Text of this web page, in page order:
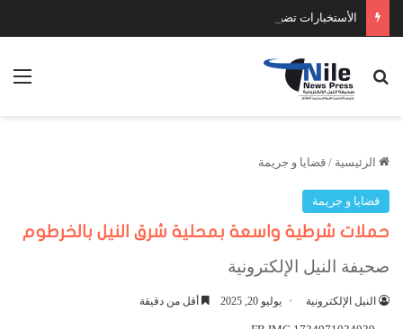
الأستخبارات تضبط عدد كبير من السلاح والمخدرات
بحث عن
الرئيسية / قضايا و جريمة
قضايا و جريمة
حملات شرطية واسعة بمحلية شرق النيل بالخرطوم
صحيفة النيل الإلكترونية
النيل الإلكترونية يوليو 20, 2025 أقل من دقيقة